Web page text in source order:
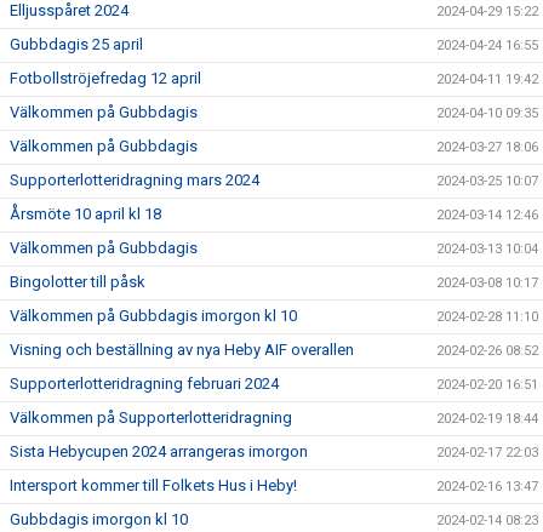
Elljusspåret 2024 2024-04-29 15:22
Gubbdagis 25 april 2024-04-24 16:55
Fotbollströjefredag 12 april 2024-04-11 19:42
Välkommen på Gubbdagis 2024-04-10 09:35
Välkommen på Gubbdagis 2024-03-27 18:06
Supporterlotteridragning mars 2024 2024-03-25 10:07
Årsmöte 10 april kl 18 2024-03-14 12:46
Välkommen på Gubbdagis 2024-03-13 10:04
Bingolotter till påsk 2024-03-08 10:17
Välkommen på Gubbdagis imorgon kl 10 2024-02-28 11:10
Visning och beställning av nya Heby AIF overallen 2024-02-26 08:52
Supporterlotteridragning februari 2024 2024-02-20 16:51
Välkommen på Supporterlotteridragning 2024-02-19 18:44
Sista Hebycupen 2024 arrangeras imorgon 2024-02-17 22:03
Intersport kommer till Folkets Hus i Heby! 2024-02-16 13:47
Gubbdagis imorgon kl 10 2024-02-14 08:23